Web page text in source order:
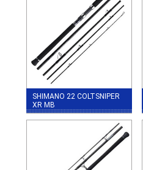
SHIMANO 22 COLTSNIPER
XR MB